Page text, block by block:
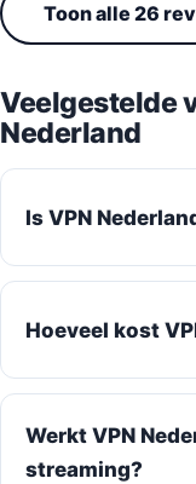
Toon alle 26
Veelgestelde
Nederland
Is VPN
Hoeveel kost
Werkt VPN
streaming?